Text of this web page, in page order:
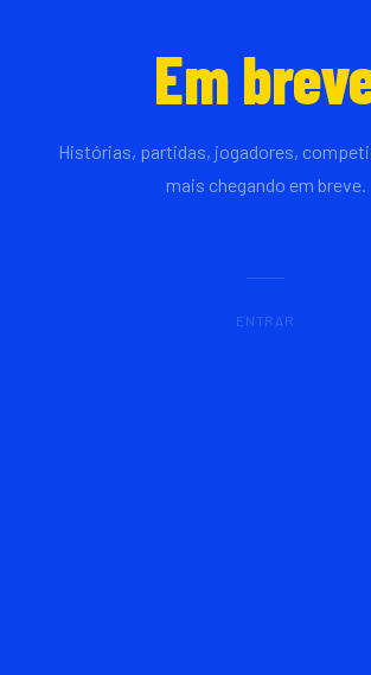
Em
Histórias, partidas, jogadores,
mais chegando em breve.
ENTRAR